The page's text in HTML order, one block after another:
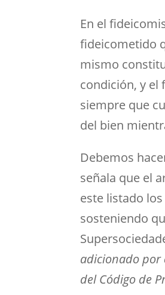
En el
fideicometido
mismo
condición, y el
siempre que
del bien
Debemos
señala que el
este listado
sosteniendo
adicionado por
del Código de